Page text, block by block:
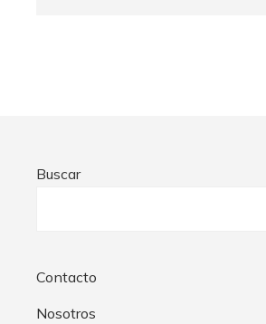
Buscar
Contacto
Nosotros